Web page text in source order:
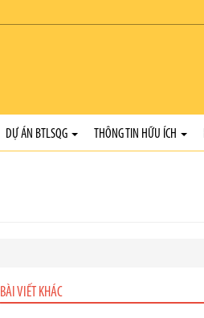
DỰ ÁN BTLSQG THÔNG TIN HỮU ÍCH
BÀI VIẾT KHÁC